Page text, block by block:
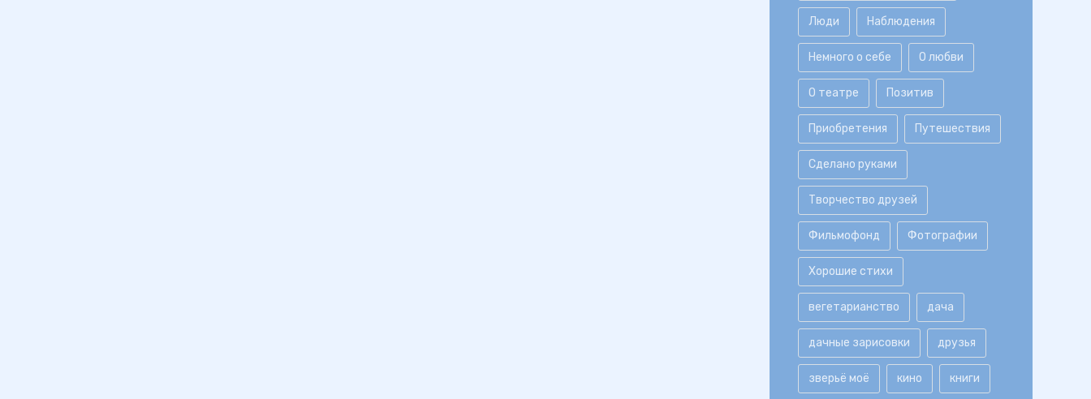
Люди Наблюдения
Немного о себе О любви
О театре Позитив
Приобретения Путешествия
Сделано руками
Творчество друзей
Фильмофонд Фотографии
Хорошие стихи
вегетарианство дача
дачные зарисовки друзья
зверьё моё кино книги